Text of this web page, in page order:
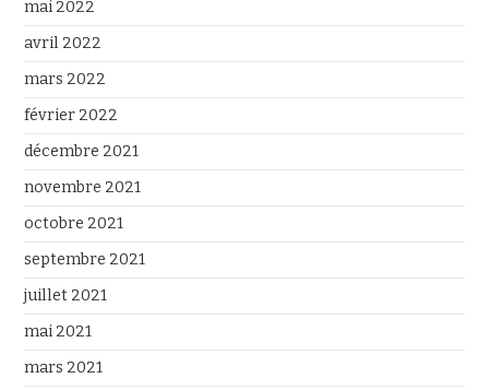
mai 2022
avril 2022
mars 2022
février 2022
décembre 2021
novembre 2021
octobre 2021
septembre 2021
juillet 2021
mai 2021
mars 2021